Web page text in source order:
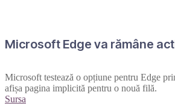
Microsoft Edge va rămâne
Microsoft testează o opțiune pentru Edge
afișa pagina implicită pentru o nouă filă.
Sursa